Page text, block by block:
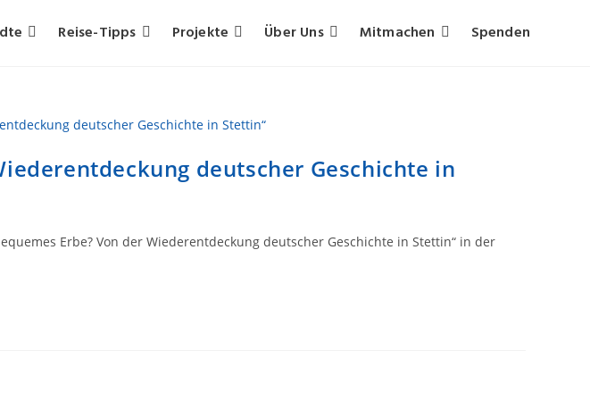
Reise-Tipps Projekte Über Uns Mitmachen Spenden
deutscher Geschichte in
Erbe? Von der Wiederentdeckung deutscher Geschichte in Stettin“ in der